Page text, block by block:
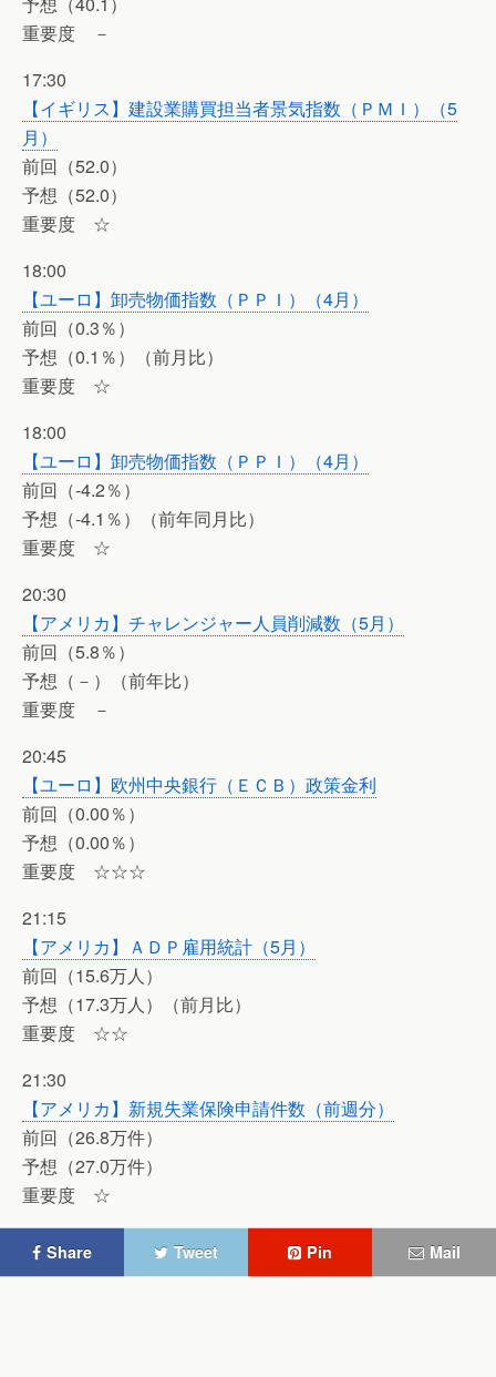
重要度 －
17:30
【イギリス】建設業購買担当者景気指数（ＰＭＩ）（5
月）
前回（52.0）
予想（52.0）
重要度 ☆
18:00
【ユーロ】卸売物価指数（ＰＰＩ）（4月）
前回（0.3％）
予想（0.1％）（前月比）
重要度 ☆
18:00
【ユーロ】卸売物価指数（ＰＰＩ）（4月）
前回（-4.2％）
予想（-4.1％）（前年同月比）
重要度 ☆
20:30
【アメリカ】チャレンジャー人員削減数（5月）
前回（5.8％）
予想（－）（前年比）
重要度 －
20:45
【ユーロ】欧州中央銀行（ＥＣＢ）政策金利
前回（0.00％）
予想（0.00％）
重要度 ☆☆☆
21:15
【アメリカ】ＡＤＰ雇用統計（5月）
前回（15.6万人）
予想（17.3万人）（前月比）
重要度 ☆☆
21:30
【アメリカ】新規失業保険申請件数（前週分）
前回（26.8万件）
予想（27.0万件）
重要度 ☆
Share Tweet Pin Mail